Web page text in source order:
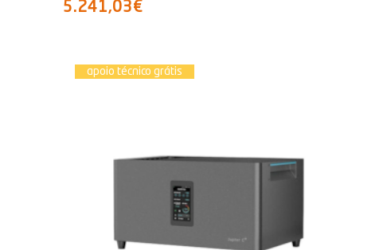
5.241,03€
apoio técnico grátis